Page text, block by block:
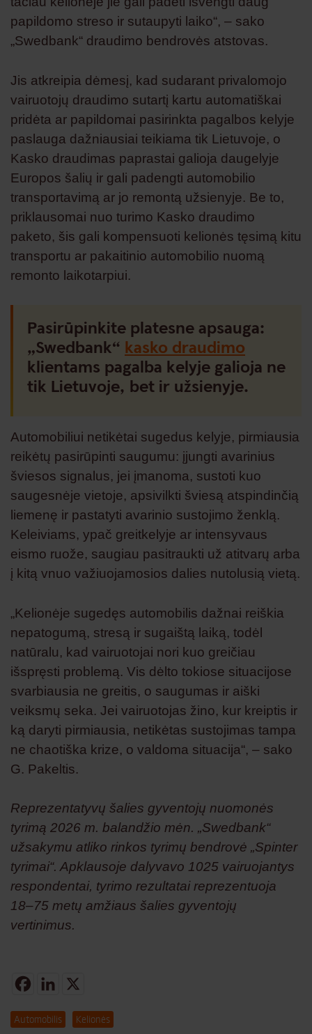
papildomo streso ir sutaupyti laiko“, – sako
„Swedbank“ draudimo bendrovės atstovas.
Jis atkreipia dėmesį, kad sudarant privalomojo
vairuotojų draudimo sutartį kartu automatiškai
pridėta ar papildomai pasirinkta pagalbos kelyje
paslauga dažniausiai teikiama tik Lietuvoje, o
Kasko draudimas paprastai galioja daugelyje
Europos šalių ir gali padengti automobilio
transportavimą ar jo remontą užsienyje. Be to,
priklausomai nuo turimo Kasko draudimo
paketo, šis gali kompensuoti kelionės tęsimą kitu
transportu ar pakaitinio automobilio nuomą
remonto laikotarpiui.
Pasirūpinkite platesne apsauga:
„Swedbank“ kasko draudimo
klientams pagalba kelyje galioja ne
tik Lietuvoje, bet ir užsienyje.
Automobiliui netikėtai sugedus kelyje, pirmiausia
reikėtų pasirūpinti saugumu: įjungti avarinius
šviesos signalus, jei įmanoma, sustoti kuo
saugesnėje vietoje, apsivilkti šviesą atspindinčią
liemenę ir pastatyti avarinio sustojimo ženklą.
Keleiviams, ypač greitkelyje ar intensyvaus
eismo ruože, saugiau pasitraukti už atitvarų arba
į kitą vnuo važiuojamosios dalies nutolusią vietą.
„Kelionėje sugedęs automobilis dažnai reiškia
nepatogumą, stresą ir sugaištą laiką, todėl
natūralu, kad vairuotojai nori kuo greičiau
išspręsti problemą. Vis dėlto tokiose situacijose
svarbiausia ne greitis, o saugumas ir aiški
veiksmų seka. Jei vairuotojas žino, kur kreiptis ir
ką daryti pirmiausia, netikėtas sustojimas tampa
ne chaotiška krize, o valdoma situacija“, – sako
G. Pakeltis.
Reprezentatyvų šalies gyventojų nuomonės
tyrimą 2026 m. balandžio mėn. „Swedbank“
užsakymu atliko rinkos tyrimų bendrovė „Spinter
tyrimai“. Apklausoje dalyvavo 1025 vairuojantys
respondentai, tyrimo rezultatai reprezentuoja
18–75 metų amžiaus šalies gyventojų
vertinimus.
Facebook
LinkedIn
Automobilis Kelionės